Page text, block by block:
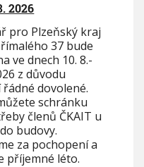
2026
pro Plzeňský kraj
37 bude
ve dnech 10. 8.-
z důvodu
dovolené.
schránku
členů ČKAIT u
budovy.
za pochopení a
příjemné léto.